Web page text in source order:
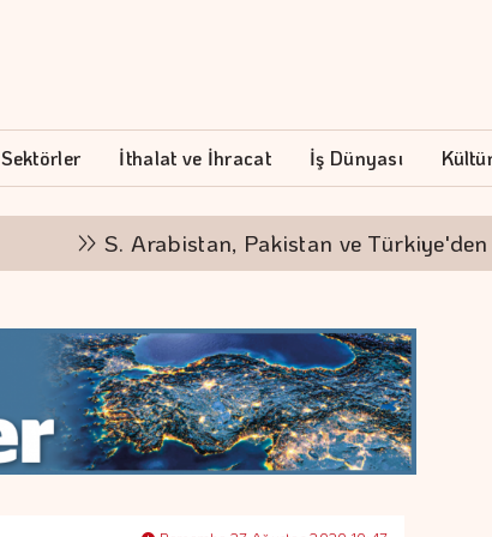
Sektörler İthalat ve İhracat İş Dünyası
S. Arabistan, Pakistan ve Türkiye'den